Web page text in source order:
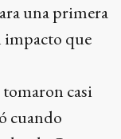
una primera
impacto que
casi
cuando